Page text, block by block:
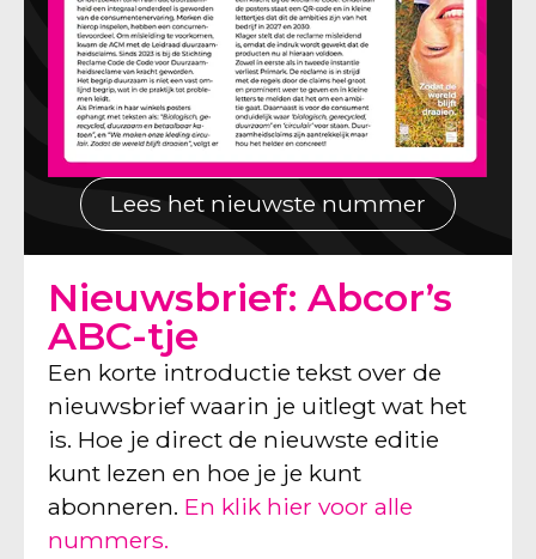
Lees het nieuwste nummer
Nieuwsbrief: Abcor’s
ABC-tje
Een korte introductie tekst over de
nieuwsbrief waarin je uitlegt wat het
is. Hoe je direct de nieuwste editie
kunt lezen en hoe je je kunt
abonneren. En klik hier voor alle
nummers.